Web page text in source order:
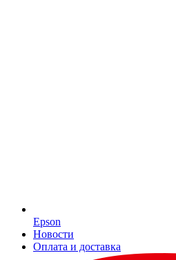
Epson
Новости
Оплата и доставка